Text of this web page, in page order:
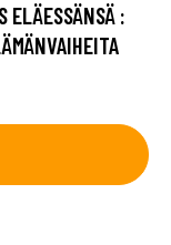
ELÄESSÄNSÄ :